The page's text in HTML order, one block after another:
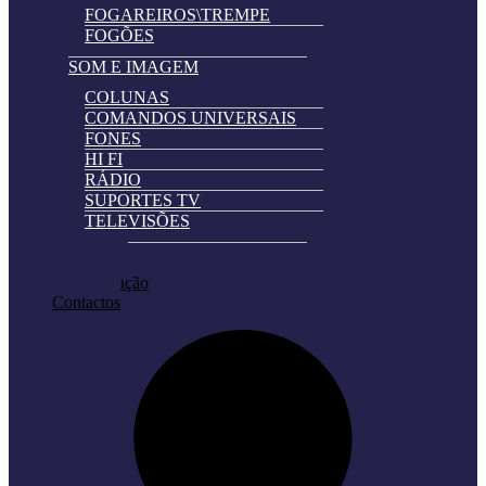
FOGAREIROS\TREMPE
FOGÕES
SOM E IMAGEM
COLUNAS
COMANDOS UNIVERSAIS
FONES
HI FI
RÁDIO
SUPORTES TV
TELEVISÕES
Categories
in
Pedir Cotação
Contactos